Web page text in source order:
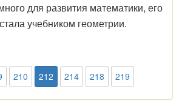
для развития математики, его
учебником геометрии.
210 212 214 218 219